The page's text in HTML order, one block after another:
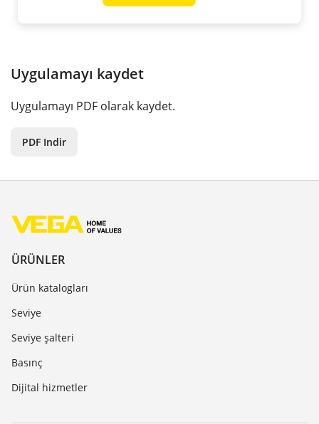
Uygulamayı kaydet
Uygulamayı PDF olarak kaydet.
PDF Indir
ÜRÜNLER
Ürün katalogları
Seviye
Seviye şalteri
Basınç
Dijital hizmetler